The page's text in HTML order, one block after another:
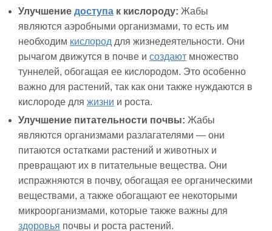
Улучшение доступа к кислороду: Жабы
являются аэробными организмами, то есть им
необходим кислород для жизнедеятельности. Они
рычагом движутся в почве и создают множество
туннелей, обогащая ее кислородом. Это особенно
важно для растений, так как они также нуждаются в
кислороде для жизни и роста.
Улучшение питательности почвы: Жабы
являются организмами разлагателями — они
питаются остатками растений и животных и
превращают их в питательные вещества. Они
испражняются в почву, обогащая ее органическими
веществами, а также обогащают ее некоторыми
микроорганизмами, которые также важны для
здоровья почвы и роста растений.